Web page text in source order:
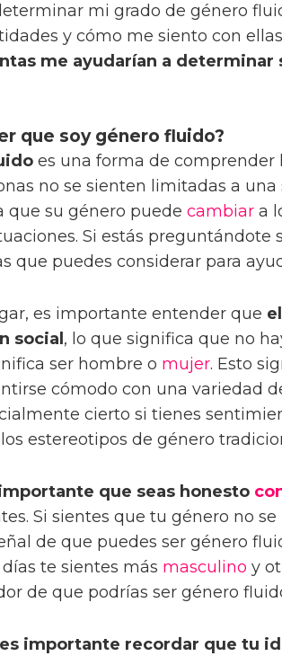
mi grado de género
y cómo me siento con
me ayudarían a determinar
que soy género fluido?
es una forma de comprender
no se sienten limitadas a
que su género puede cambiar a
Si estás preguntándote
que puedes considerar para
es importante entender que
social , lo que significa que no
ser hombre o mujer. Esto
cómodo con una variedad
cierto si tienes
estereotipos de género
que seas honesto
Si sientes que tu género no
de que puedes ser género
te sientes más masculino y
de que podrías ser género
es importante recordar que tu